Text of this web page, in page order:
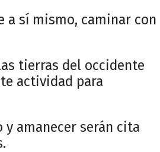
a sí mismo, caminar con
tierras del occidente
actividad para
y amanecer serán cita